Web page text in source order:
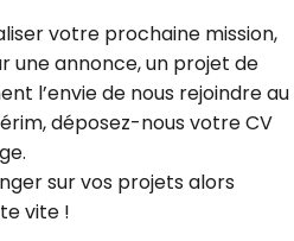
votre prochaine mission,
une annonce, un projet de
l’envie de nous rejoindre au
déposez-nous votre CV
sur vos projets alors
vite !